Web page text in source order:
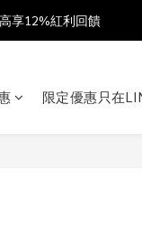
入LINE社群享優惠價
享12%紅利回饋
入LINE社群享優惠價
限定優惠只在